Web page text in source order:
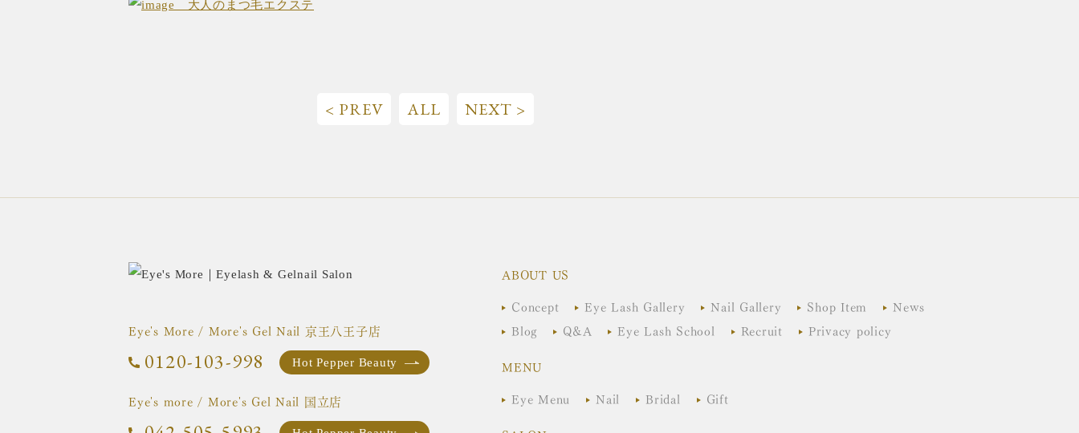
< PREV ALL NEXT >
Eye's More / More's Gel Nail 京王八王子店
0120-103-998 Hot Pepper Beauty
Eye's more / More's Gel Nail 国立店
ABOUT US
Concept
Eye Lash Gallery Nail Gallery Shop Item
News
Blog
Q&A Eye Lash School Recruit
Privacy policy
MENU
Eye Menu
Nail Bridal
Gift